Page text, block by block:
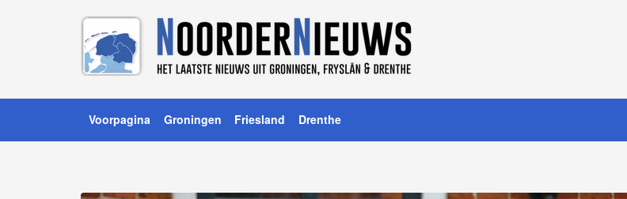
Voorpagina Groningen Friesland Drenthe